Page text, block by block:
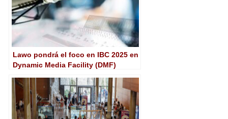
Lawo pondrá el foco en IBC 2025 en
Dynamic Media Facility (DMF)